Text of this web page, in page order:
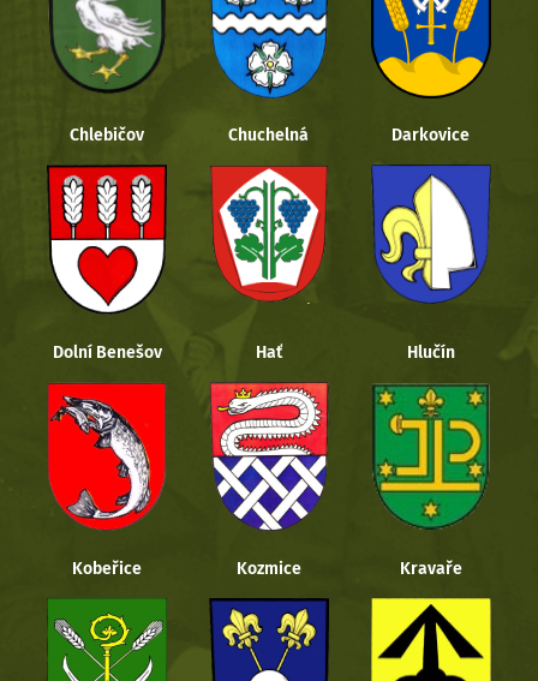
Chlebičov Chuchelná Darkovice
Dolní Benešov Hať Hlučín
Kobeřice Kozmice Kravaře